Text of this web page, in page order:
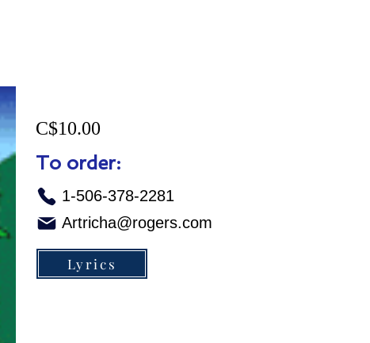
C$10.00
To order:
1-506-378-2281
Artricha@rogers.com
Lyrics